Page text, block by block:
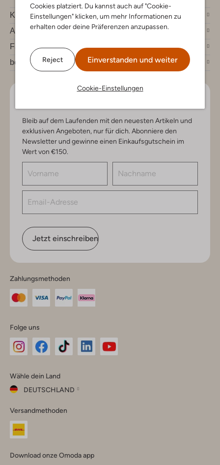
Cookies platziert. Du kannst auch auf "Cookie-
Einstellungen" klicken, um mehr Informationen zu
erhalten oder deine Präferenzen anzupassen.
Reject Einverstanden und weiter
Cookie-Einstellungen
Kundenservice
Account
Fashion News
bei Omoda
Bleib auf dem Laufenden mit den neuesten Artikeln und
exklusiven Angeboten, nur für dich. Abonniere den
Newsletter und gewinne einen Einkaufsgutschein im
Wert von €150.
Jetzt einschreiben
Zahlungsmethoden
Folge uns
Instagram
Facebook
TikTok
Wähle dein Land
DEUTSCHLAND
dein
Land
Versandmethoden
Download onze Omoda app